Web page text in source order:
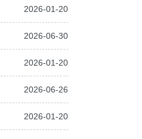
2026-01-20
2026-06-30
2026-01-20
2026-06-26
2026-01-20